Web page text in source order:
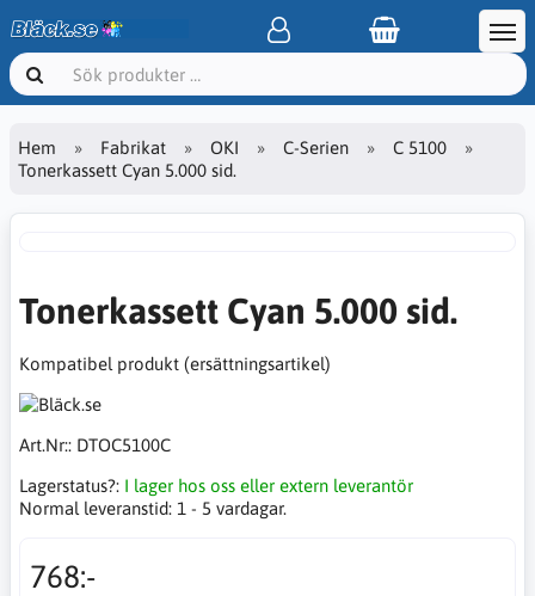
Hem Fabrikat OKI C-Serien
C 5100
Tonerkassett Cyan 5.000 sid.
Tonerkassett Cyan 5.000 sid.
Kompatibel produkt (ersättningsartikel)
Art.Nr:: DTOC5100C
Lagerstatus?: I lager hos oss eller extern leverantör
Normal leveranstid: 1 - 5 vardagar.
768:-